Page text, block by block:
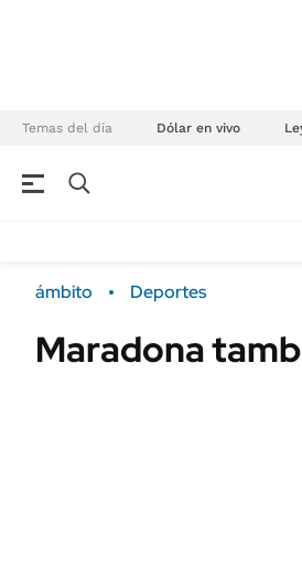
Temas del día Dólar en vivo
Campo
ámbito Deportes
Maradona